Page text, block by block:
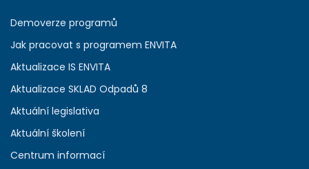
Demoverze programů
Jak pracovat s programem ENVITA
Aktualizace IS ENVITA
Aktualizace SKLAD Odpadů 8
Aktuální legislativa
Aktuální školení
Centrum informací